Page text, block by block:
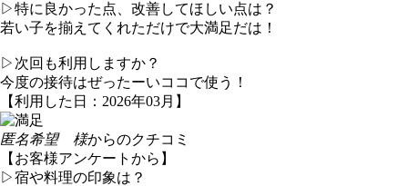
▷特に良かった点、改善してほしい点は？
若い子を揃えてくれただけで大満足だは！
▷次回も利用しますか？
今度の接待はぜったーいココで使う！
【利用した日：2026年03月】
匿名希望 様からのクチコミ
【お客様アンケートから】
▷宿や料理の印象は？